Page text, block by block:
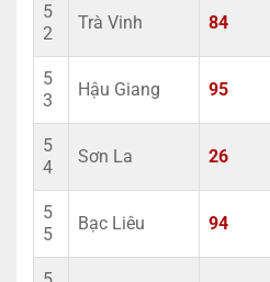
5
2
Trà Vinh 84
5
3
Hậu Giang 95
5
4
Sơn La 26
5
5
Bạc Liêu 94